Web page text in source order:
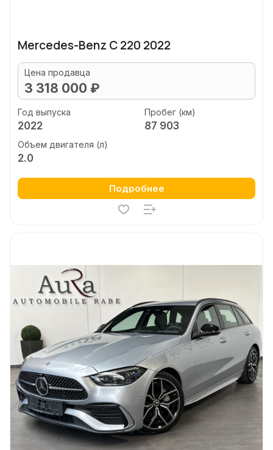
Mercedes-Benz C 220 2022
Цена продавца
3 318 000 ₽
Год выпуска
2022
Пробег (км)
87 903
Объем двигателя (л)
2.0
Подробнее